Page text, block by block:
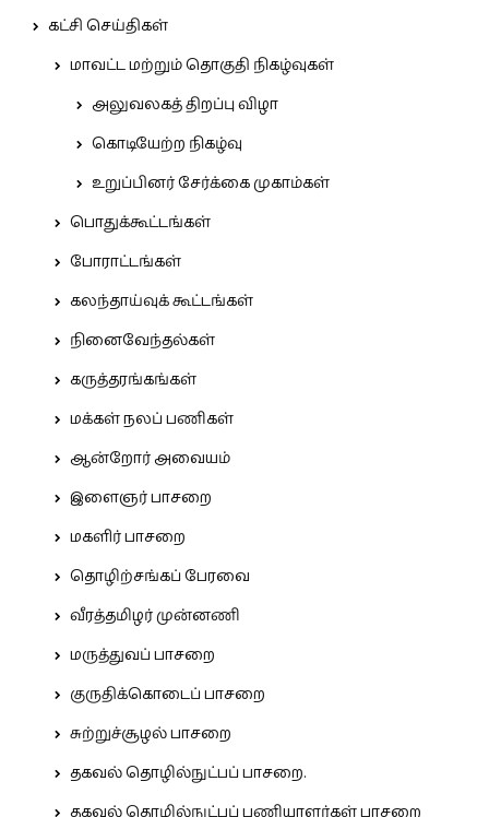
கட்சி செய்திகள்
மாவட்ட மற்றும் தொகுதி நிகழ்வுகள்
அலுவலகத் திறப்பு விழா
கொடியேற்ற நிகழ்வு
உறுப்பினர் சேர்க்கை முகாம்கள்
பொதுக்கூட்டங்கள்
போராட்டங்கள்
கலந்தாய்வுக் கூட்டங்கள்
நினைவேந்தல்கள்
கருத்தரங்கங்கள்
மக்கள் நலப் பணிகள்
ஆன்றோர் அவையம்
இளைஞர் பாசறை
மகளிர் பாசறை
தொழிற்சங்கப் பேரவை
வீரத்தமிழர் முன்னணி
மருத்துவப் பாசறை
குருதிக்கொடைப் பாசறை
சுற்றுச்சூழல் பாசறை
தகவல் தொழில்நுட்பப் பாசறை.